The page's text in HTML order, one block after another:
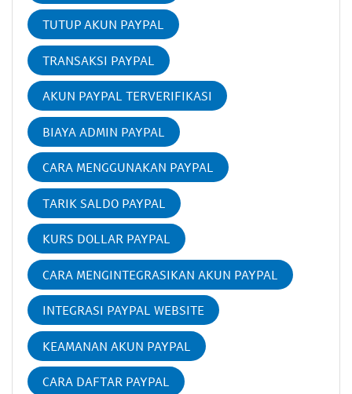
TUTUP AKUN PAYPAL
TRANSAKSI PAYPAL
AKUN PAYPAL TERVERIFIKASI
BIAYA ADMIN PAYPAL
CARA MENGGUNAKAN PAYPAL
TARIK SALDO PAYPAL
KURS DOLLAR PAYPAL
CARA MENGINTEGRASIKAN AKUN PAYPAL
INTEGRASI PAYPAL WEBSITE
KEAMANAN AKUN PAYPAL
CARA DAFTAR PAYPAL